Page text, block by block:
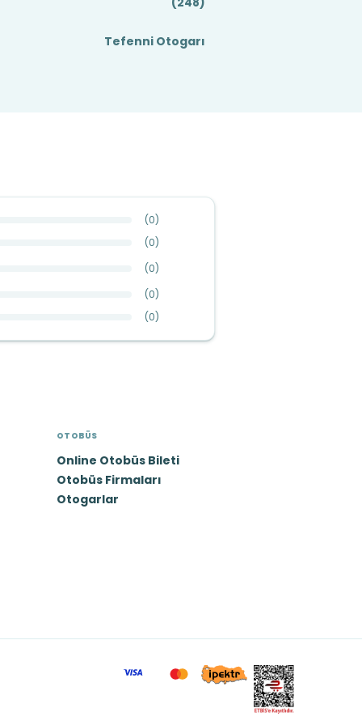
Tefenni Otogarı
(0)
(0)
(0)
(0)
(0)
OTOBÜS
Online Otobüs Bileti
Otobüs Firmaları
Otogarlar